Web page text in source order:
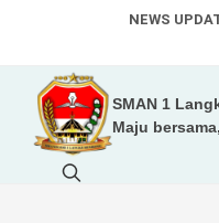
NEWS
SMAN 1
Maju